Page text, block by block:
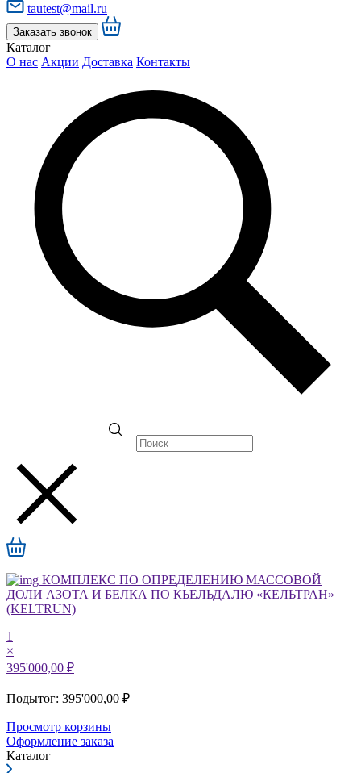
tautest@mail.ru
Заказать звонок
Каталог
О нас Акции Доставка Контакты
КОМПЛЕКС ПО ОПРЕДЕЛЕНИЮ МАССОВОЙ
ДОЛИ АЗОТА И БЕЛКА ПО КЬЕЛЬДАЛЮ «КЕЛЬТРАН»
(KELTRUN)
1
×
395'000,00 ₽
Подытог: 395'000,00 ₽
Просмотр корзины
Оформление заказа
Каталог